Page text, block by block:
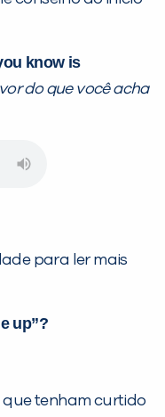
know is
do que você acha
para ler mais
up”?
que tenham curtido